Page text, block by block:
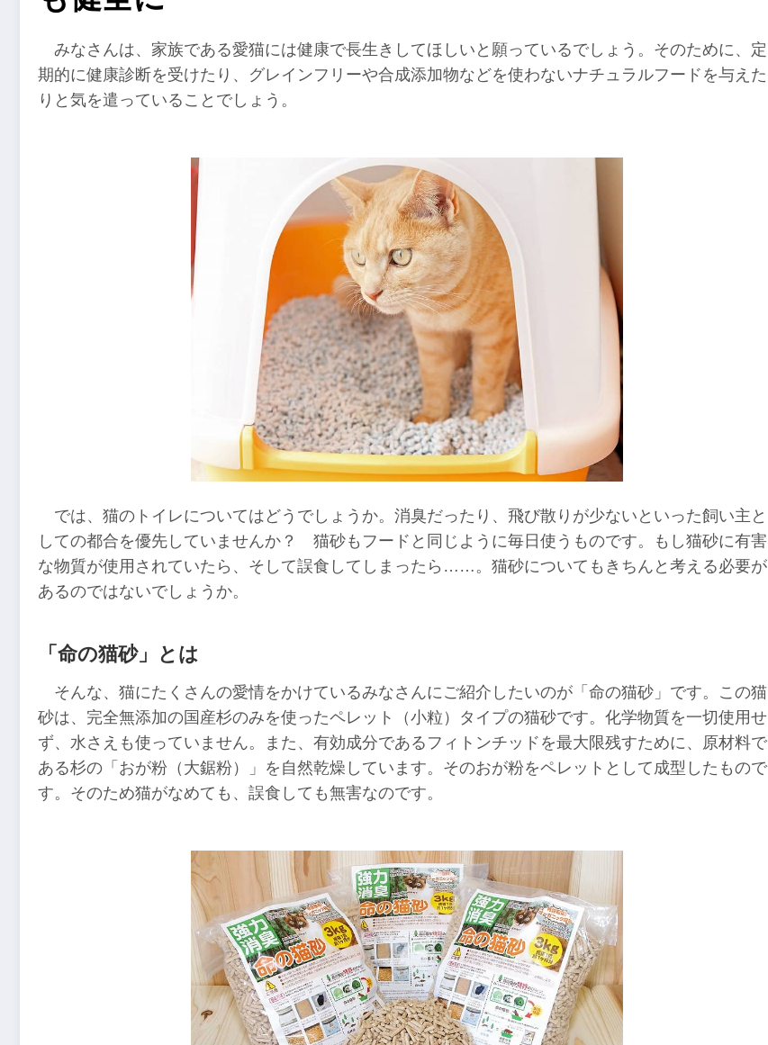
みなさんは、家族である愛猫には健康で長生きしてほしいと願っているでしょう。そのために、定
期的に健康診断を受けたり、グレインフリーや合成添加物などを使わないナチュラルフードを与えた
りと気を遣っていることでしょう。
では、猫のトイレについてはどうでしょうか。消臭だったり、飛び散りが少ないといった飼い主と
しての都合を優先していませんか？ 猫砂もフードと同じように毎日使うものです。もし猫砂に有害
な物質が使用されていたら、そして誤食してしまったら……。猫砂についてもきちんと考える必要が
あるのではないでしょうか。
「命の猫砂」とは
そんな、猫にたくさんの愛情をかけているみなさんにご紹介したいのが「命の猫砂」です。この猫
砂は、完全無添加の国産杉のみを使ったペレット（小粒）タイプの猫砂です。化学物質を一切使用せ
ず、水さえも使っていません。また、有効成分であるフィトンチッドを最大限残すために、原材料で
ある杉の「おが粉（大鋸粉）」を自然乾燥しています。そのおが粉をペレットとして成型したもので
す。そのため猫がなめても、誤食しても無害なのです。